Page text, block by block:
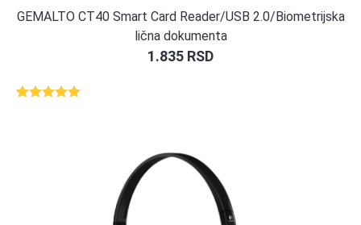
GEMALTO CT40 Smart Card Reader/USB 2.0/Biometrijska
lična dokumenta
1.835 RSD